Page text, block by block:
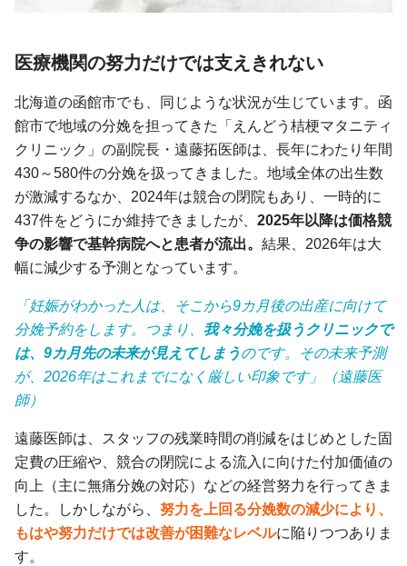
医療機関の努力だけでは支えきれない
北海道の函館市でも、同じような状況が生じています。函
館市で地域の分娩を担ってきた「えんどう桔梗マタニティ
クリニック」の副院長・遠藤拓医師は、長年にわたり年間
430～580件の分娩を扱ってきました。地域全体の出生数
が激減するなか、2024年は競合の閉院もあり、一時的に
437件をどうにか維持できましたが、 2025年以降は価格競
争の影響で基幹病院へと患者が流出。 結果、2026年は大
幅に減少する予測となっています。
「妊娠がわかった人は、そこから9カ月後の出産に向けて
分娩予約をします。つまり、 我々分娩を扱うクリニックで
は、9カ月先の未来が見えてしまうのです。その未来予測
が、2026年はこれまでになく厳しい印象です」（遠藤医
師）
遠藤医師は、スタッフの残業時間の削減をはじめとした固
定費の圧縮や、競合の閉院による流入に向けた付加価値の
向上（主に無痛分娩の対応）などの経営努力を行ってきま
した。しかしながら、努力を上回る分娩数の減少により、
もはや努力だけでは改善が困難なレベルに陥りつつありま
す。